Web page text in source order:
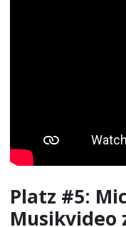
Platz #5:
Musikvideo